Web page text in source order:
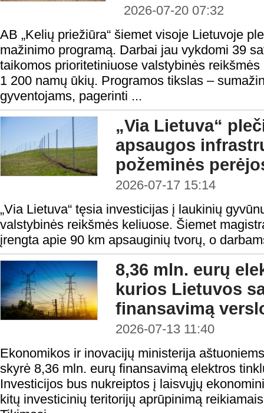
2026-07-20 07:32
AB „Kelių priežiūra“ šiemet visoje Lietuvoje
mažinimo programą. Darbai jau vykdomi 39
taikomos prioritetiniuose valstybinės
1 200 namų ūkių. Programos tikslas –
gyventojams, pagerinti ...
„Via Lietuva“
apsaugos
požeminės
2026-07-17 15:14
„Via Lietuva“ tęsia investicijas į laukinių
valstybinės reikšmės keliuose. Šiemet
įrengta apie 90 km apsauginių tvorų, o
8,36 mln. eurų
kurios Lietuvos
finansavimą
2026-07-13 11:40
Ekonomikos ir inovacijų ministerija
skyrė 8,36 mln. eurų finansavimą elektros
Investicijos bus nukreiptos į laisvųjų
kitų investicinių teritorijų aprūpinimą